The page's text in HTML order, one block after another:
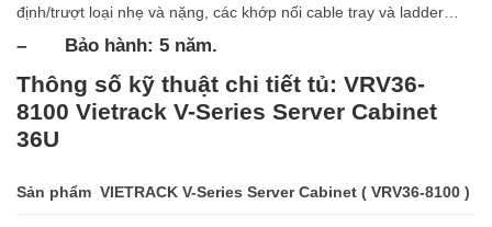
định/trượt loại nhẹ và nặng, các khớp nối cable tray và ladder…
– Bảo hành: 5 năm.
Thông số kỹ thuật chi tiết tủ: VRV36-
8100 Vietrack V-Series Server Cabinet
36U
Sản phẩm VIETRACK V-Series Server Cabinet ( VRV36-8100 )